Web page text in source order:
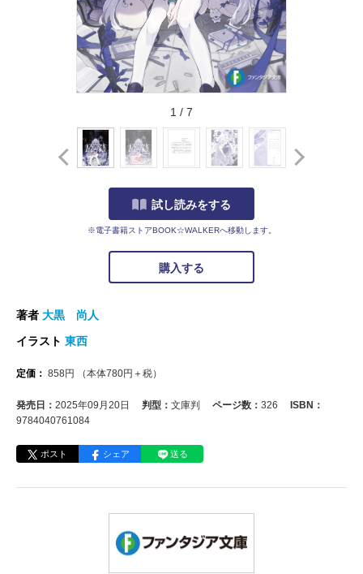
1 / 7
試し読みをする
※電子書籍ストアBOOK☆WALKERへ移動します。
購入する
著者 大黒 尚人
イラスト 東西
定価： 858円 （本体780円＋税）
発売日： 2025年09月20日 判型： 文庫判 ページ数： 326
ISBN：
9784040761084
ポスト シェア 送る